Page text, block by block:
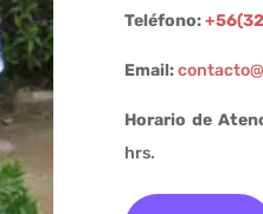
Teléfono:
Email:
Horario de
hrs.